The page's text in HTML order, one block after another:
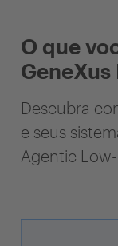
O que
GeneXus
Descubra
e seus
Agentic Low-